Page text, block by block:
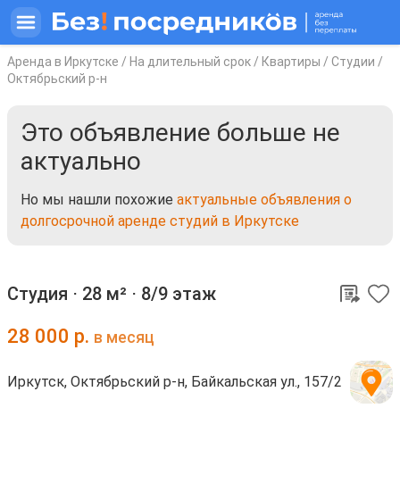
Аренда в Иркутске / На длительный срок / Квартиры / Студии /
Октябрьский р-н
Это объявление больше не
актуально
Но мы нашли похожие актуальные объявления о
долгосрочной аренде студий в Иркутске
Студия ⋅ 28 м² ⋅ 8/9 этаж
28 000 р. в месяц
Иркутск, Октябрьский р-н, Байкальская ул., 157/2